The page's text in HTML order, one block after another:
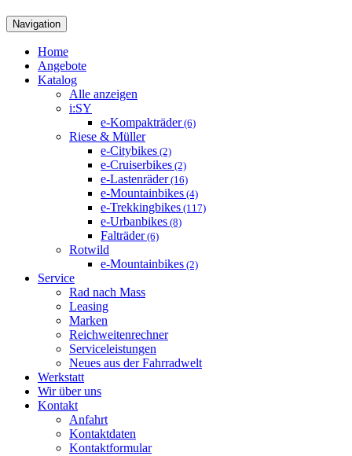
Navigation
Home
Angebote
Katalog
Alle anzeigen
i:SY
e-Kompakträder(6)
Riese & Müller
e-Citybikes (2)
e-Cruiserbikes (2)
e-Lastenräder(16)
e-Mountainbikes (4)
e-Trekkingbikes (117)
e-Urbanbikes (8)
Falträder(6)
Rotwild
e-Mountainbikes (2)
Service
Rad nach Mass
Leasing
Marken
Reichweitenrechner
Serviceleistungen
Neues aus der Fahrradwelt
Werkstatt
Wir über uns
Kontakt
Anfahrt
Kontaktdaten
Kontaktformular